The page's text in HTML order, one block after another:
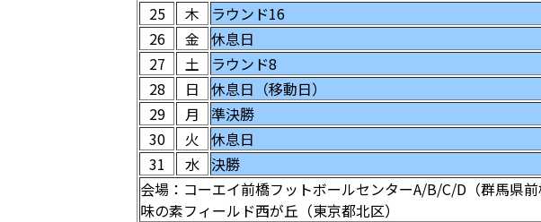
25
木
ラウンド16
26
金 休息日
27
土
ラウンド8
28
日
休息日（移動日）
29
月
準決勝
30
火
休息日
31
水 決勝
会場：コーエイ前橋フットボールセンターA/B/C/D（群馬県前
味の素フィールド西が丘（東京都北区）